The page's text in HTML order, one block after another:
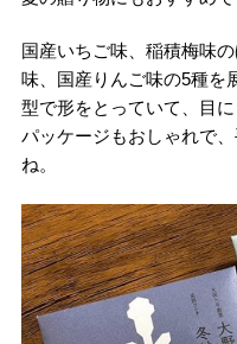
国産いちご味、稲積梅味
味、国産りんご味の5種を
型で形をとっていて、目
パッケージもおしゃれで
ね。